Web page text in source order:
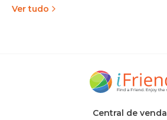
Ver tudo
Central de